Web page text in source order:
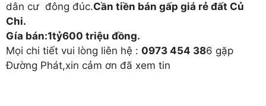
dân cư đông đúc.Cần tiền bán gấp giá rẻ đất Củ
Chi.
Gía bán:1tỷ600 triệu đồng.
Mọi chi tiết vui lòng liên hệ : 0973 454 386 gặp
Đường Phát,xin cảm ơn đã xem tin